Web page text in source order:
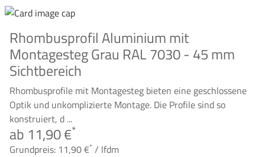
Rhombusprofil Aluminium mit
Montagesteg Grau RAL 7030 - 45 mm
Sichtbereich
Rhombusprofile mit Montagesteg bieten eine geschlossene
Optik und unkomplizierte Montage. Die Profile sind so
konstruiert, d ...
ab 11,90 €*
Grundpreis: 11,90 €* / lfdm